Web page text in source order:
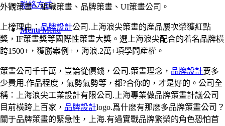
聯絡方式
Menu Menu
外觀策畫、組織策畫、品牌策畫、UI策畫公司。
上榜理由：品牌設計公司.上海浪尖策畫的産品屢次榮獲紅點
獎，IF策畫獎等國際性策畫大獎。選上海浪尖配合的着名品牌橫
跨1500+，獲勝案例+，海浪.2萬+項學問産權。
策畫公司千千萬，豈論從價錢，公司.策畫理念， 品牌設計要多
少費用.作品程度，氣勢氣勢等，都?合你的，才是好的。公司全
稱：上海浪尖工業設計有限公司.上海專業做品牌策畫計議公司
目前橫跨上百家， 品牌設計logo.爲什麽有那麽多品牌策畫公司？
關于品牌策畫的緊急性，上海.有過實戰品牌繁榮的角色恐怕首